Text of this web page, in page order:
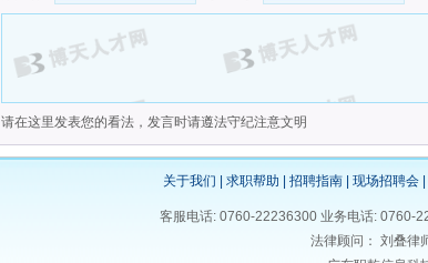
请在这里发表您的看法，发言时请遵法守纪注意文明
关于我们 求职帮助 招聘指南 现场招聘会
客服电话: 0760-22236300 业务电话: 0760-
法律顾问： 刘叠律